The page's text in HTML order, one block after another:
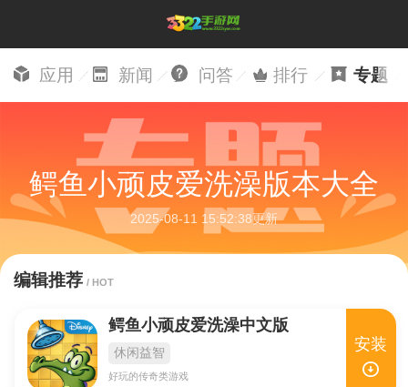
应用 新闻 问答 排行 专题
鳄鱼小顽皮爱洗澡版本大全
2025-08-11 15:52:38更新
编辑推荐 / HOT
鳄鱼小顽皮爱洗澡中文版
休闲益智
好玩的传奇类游戏
安装